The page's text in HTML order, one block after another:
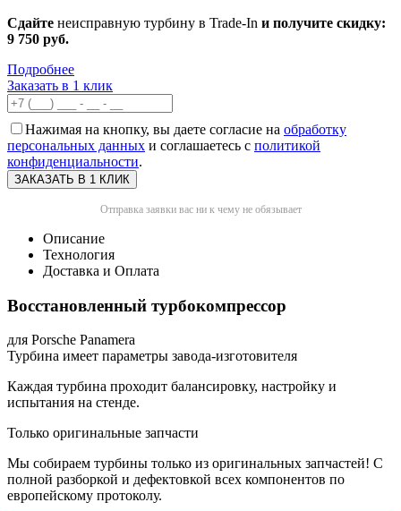
Сдайте неисправную турбину в Trade-In и получите скидку:
9 750 руб.
Подробнее
Заказать в 1 клик
Нажимая на кнопку, вы даете согласие на обработку
персональных данных и соглашаетесь с политикой
конфиденциальности.
Отправка заявки вас ни к чему не обязывает
Описание
Технология
Доставка и Оплата
Восстановленный турбокомпрессор
для Porsche Panamera
Турбина имеет параметры завода-изготовителя
Каждая турбина проходит балансировку, настройку и
испытания на стенде.
Только оригинальные запчасти
Мы собираем турбины только из оригинальных запчастей! С
полной разборкой и дефектовкой всех компонентов по
европейскому протоколу.